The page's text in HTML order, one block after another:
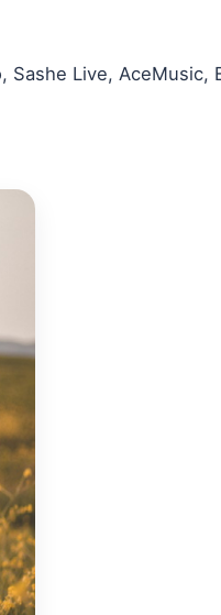
Sashe Live, AceMusic,